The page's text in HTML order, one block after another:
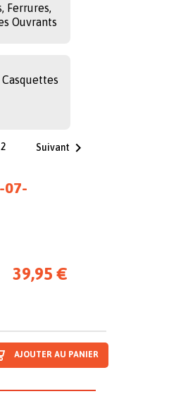
Ferrures,
Ouvrants
Suivant 
07-
39,95 €
AJOUTER AU PANIER